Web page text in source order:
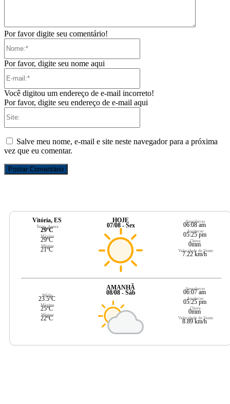
Por favor digite seu comentário!
Por favor, digite seu nome aqui
Você digitou um endereço de e-mail incorreto!
Por favor, digite seu endereço de e-mail aqui
Salve meu nome, e-mail e site neste navegador para a próxima
vez que eu comentar.
Vitória, ES
Temp. Agora
29ºC
Máxima
29ºC
Mínima
21ºC
HOJE
07/08 - Sex
Amanhecer
06:08 am
Anoitecer
05:25 pm
Chuva
0mm
Velocidade do Vento
7.22 km/h
Média
23.5ºC
Máxima
25ºC
Mínima
22ºC
AMANHÃ
08/08 - Sáb
Amanhecer
06:07 am
Anoitecer
05:25 pm
Chuva
0mm
Velocidade do Vento
8.89 km/h